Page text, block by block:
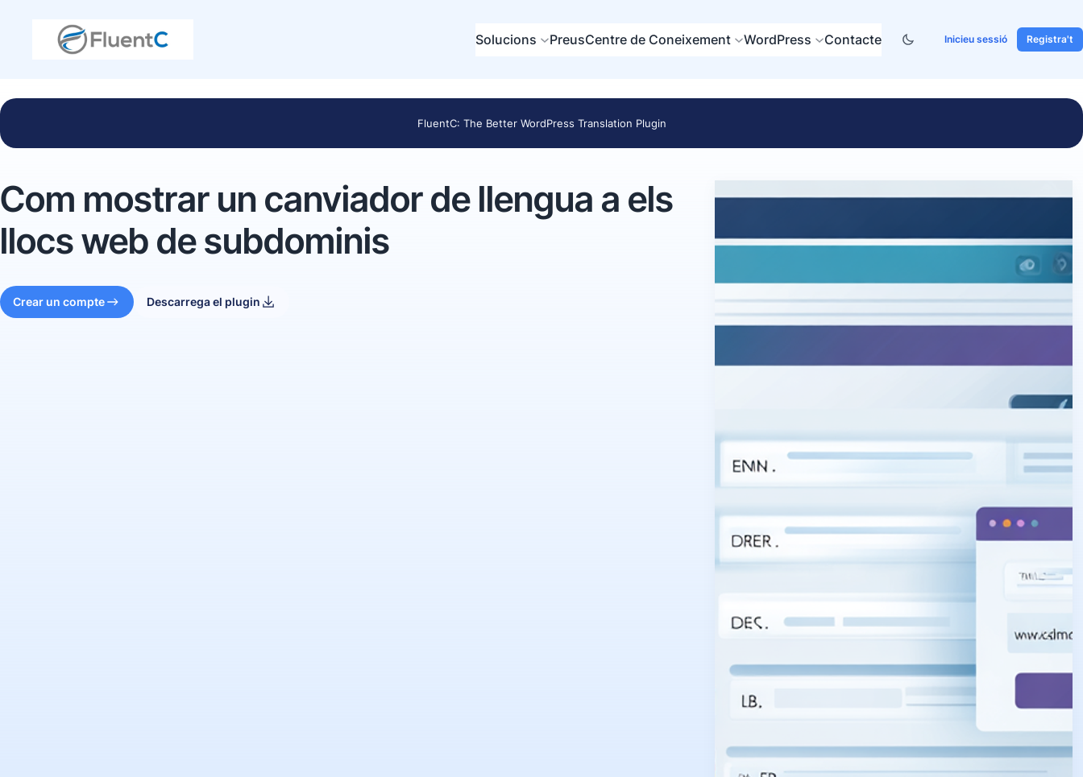
Solucions PreusCentre de Coneixement WordPress Contacte Inicieu sessió Registra't
FluentC: The Better WordPress Translation Plugin
Com mostrar un canviador de llengua a els
llocs web de subdominis
Crear un compte Descarrega el plugin